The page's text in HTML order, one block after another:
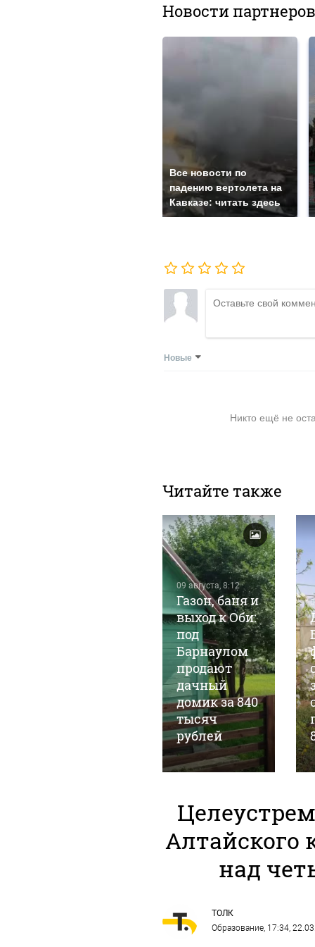
Новости партнеров
Все новости по
падению вертолета на
Кавказе: читать здесь
Новые
Никто ещё не
Читайте также
09 августа, 8:12
Газон, баня и
выход к Оби:
под
Барнаулом
продают
дачный
домик за 840
тысяч
рублей
Алтайского
над
ТОЛК
Образование, 17:34,